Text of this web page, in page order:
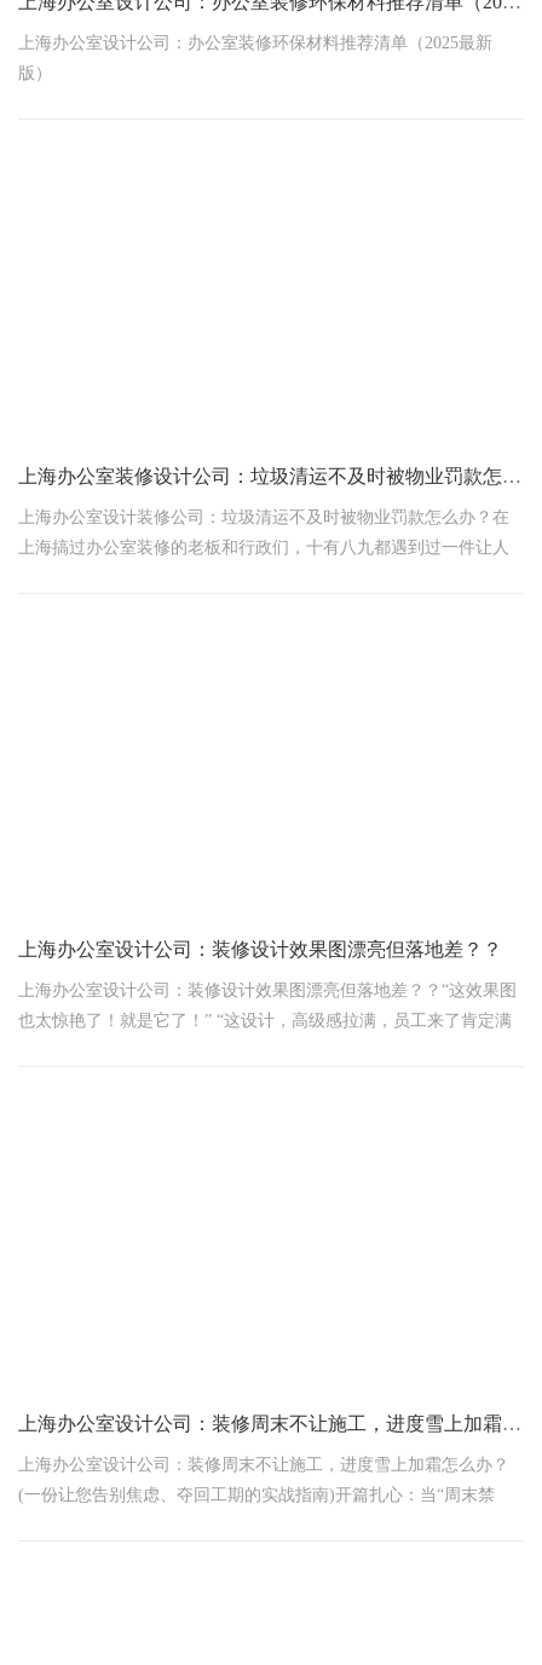
上海办公室设计公司：办公室装修环保材料推荐清单（2025最新
版）
上海办公室装修设计公司：垃圾清运不及时被物业罚款怎么办？​
上海办公室设计装修公司：垃圾清运不及时被物业罚款怎么办？​​在
上海搞过办公室装修的老板和行政们，十有八九都遇到过一件让人
上海办公室设计公司：装修设计效果图漂亮但落地差？？
上海办公室设计公司：装修设计效果图漂亮但落地差？？“这效果图
也太惊艳了！就是它了！” “这设计，高级感拉满，员工来了肯定满
上海办公室设计公司：装修周末不让施工，进度雪上加霜怎么办？
上海办公室设计公司：装修周末不让施工，进度雪上加霜怎么办？
(一份让您告别焦虑、夺回工期的实战指南)开篇扎心：当“周末禁